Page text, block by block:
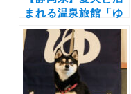
まれる温泉旅館「ゆ
るり西伊豆」で最上
級コース付宿泊プラ
ン登場！最大2,200
円引き割引やワンド
リンク特典も